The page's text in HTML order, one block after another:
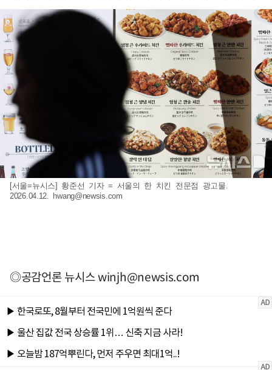
[서울=뉴시스] 황준선 기자 = 서울의 한 치킨 전문점 광고물.
2026.04.12. hwang@newsis.com
◎공감언론 뉴시스winjh@newsis.com